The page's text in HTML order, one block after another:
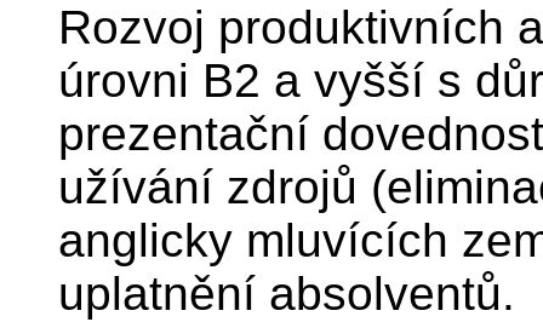
Rozvoj produktivních
úrovni B2 a vyšší s
prezentační
užívání zdrojů
anglicky mluvících
uplatnění absolventů.